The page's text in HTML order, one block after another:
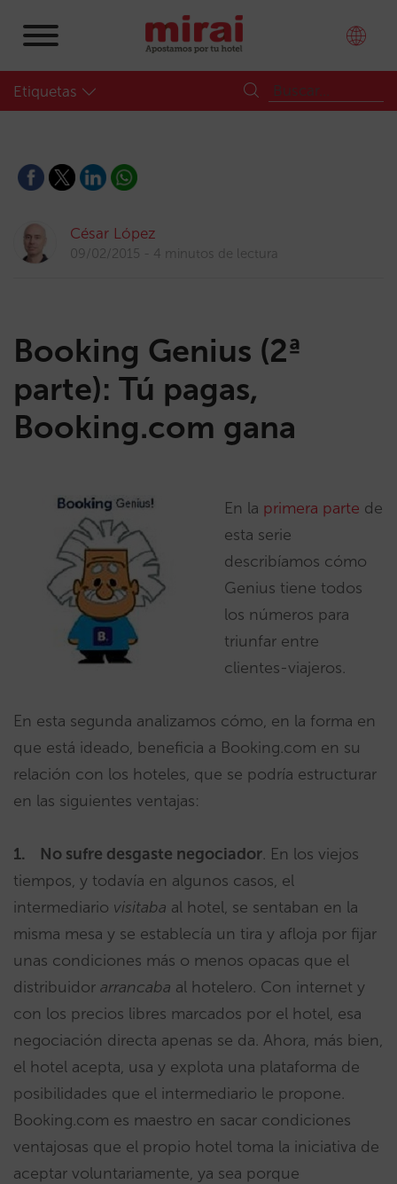
Etiquetas
César López
09/02/2015 4 minutos de lectura
Booking Genius (2ª
parte): Tú pagas,
Booking.com gana
En la primera parte de
esta serie
describíamos cómo
Genius tiene todos
los números para
triunfar entre
clientes-viajeros.
En esta segunda analizamos cómo, en la forma en
que está ideado, beneficia a Booking.com en su
relación con los hoteles, que se podría estructurar
en las siguientes ventajas:
1. No sufre desgaste negociador. En los viejos
tiempos, y todavía en algunos casos, el
intermediario visitaba al hotel, se sentaban en la
misma mesa y se establecía un tira y afloja por fijar
unas condiciones más o menos opacas que el
distribuidor arrancaba al hotelero. Con internet y
con los precios libres marcados por el hotel, esa
negociación directa apenas se da. Ahora, más bien,
el hotel acepta, usa y explota una plataforma de
posibilidades que el intermediario le propone.
Booking.com es maestro en sacar condiciones
ventajosas que el propio hotel toma la iniciativa de
aceptar voluntariamente, ya sea porque